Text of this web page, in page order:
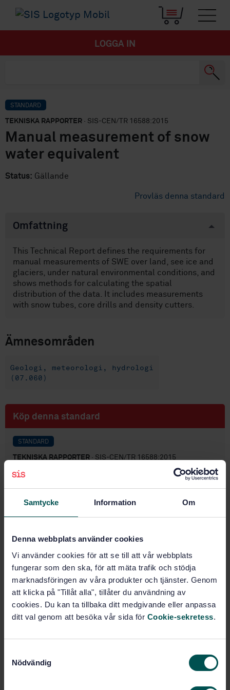
Samtycke Information Om
Denna webbplats använder cookies
Vi använder cookies för att se till att vår webbplats
fungerar som den ska, för att mäta trafik och stödja
marknadsföringen av våra produkter och tjänster. Genom
att klicka på "Tillåt alla", tillåter du användning av
cookies. Du kan ta tillbaka ditt medgivande eller anpassa
ditt val genom att besöka vår sida för Cookie-sekretess.
Nödvändig
LOGGA IN
STANDARD
TEKNISKA RAPPORTER · SIS-CEN/TR 16588:2015
Manual measurement of snow
water equivalent
Status: Gällande
Provläs denna standard
Omfattning
This Technical Report defines the requirements for
manual measurements of SWE over land, see ice and
glaciers, under natural environmental conditions, and
shows methods for calculating the spatial
distribution of the data. It includes measurements
with snow tubes, core drills and density cutters.
Ämnesområden
Geologi, meteorologi, hydrologi
(07.060)
Köp denna standard
STANDARD
TEKNISKA RAPPORTER · SIS-CEN/TR 16588:2015
Manual measurement of snow water equivalent
Pris:1 420 SEK
Fler alternativ
Produktinformation
Framtagen av: Hydrometri, SIS/TK 432
Manual measurement of
snow water equivalent